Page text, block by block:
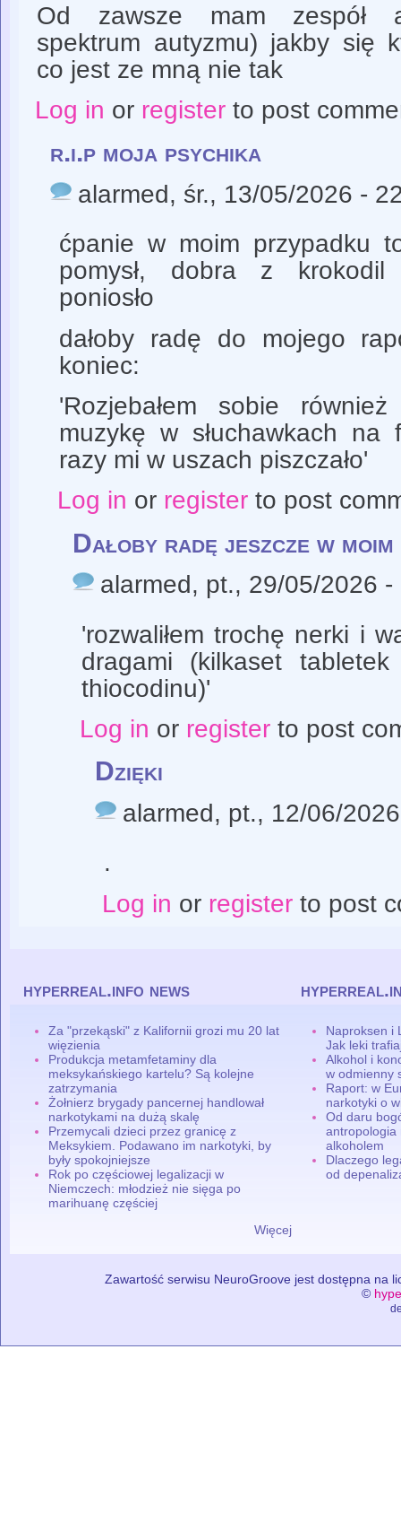
Od zawsze mam zespół
spektrum autyzmu) jakby się
co jest ze mną nie tak
Log in or registerto post
r.i.p moja psychika
alarmed, śr., 13/05/2026 -
ćpanie w moim przypadku
pomysł, dobra z krokodil
poniosło
dałoby radę do mojego
koniec:
'Rozjebałem sobie
muzykę w słuchawkach
razy mi w uszach piszczało'
Log in or registerto post
Dałoby radę jeszcze w
alarmed, pt., 29/05/2026 -
'rozwaliłem trochę nerki i
dragami (kilkaset
thiocodinu)'
Log in or registerto post
Dzięki
alarmed, pt., 12/06/
.
Log in or registerto post
hyperreal.info news
Za "przekąski" z Kalifornii grozi mu 20 lat
więzienia
Produkcja metamfetaminy dla
meksykańskiego kartelu? Są kolejne
zatrzymania
Żołnierz brygady pancernej handlował
narkotykami na dużą skalę
Przemycali dzieci przez granicę z
Meksykiem. Podawano im narkotyki, by
były spokojniejsze
Rok po częściowej legalizacji w
Niemczech: młodzież nie sięga po
marihuanę częściej
Więcej
Naproksen i
Jak leki
Alkohol i
w odmienny
Raport: w
narkotyki o
Od daru
antropologia
alkoholem
Dlaczego
od
Zawartość serwisu NeuroGroove jest dostępna na
©